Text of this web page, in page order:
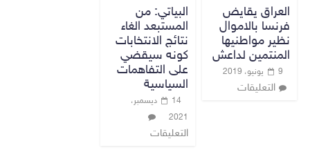
العراق يقايض
فرنسا بالاموال
نظير مواطنيها
المنتمين لداعش
9 يونيو، 2019
التعليقات
البياتي: من
المستبعد الغاء
نتائج الانتخابات
كونه سيقضي
على التفاهمات
السياسية
14 ديسمبر،
2021
التعليقات